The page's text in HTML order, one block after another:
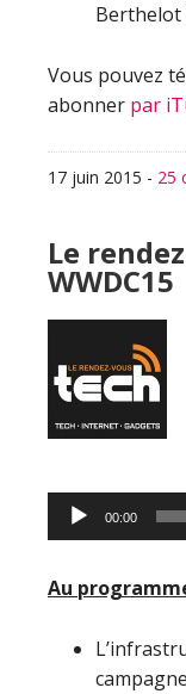
Berthelot
Vous pouvez
abonner par
17 juin 2015 - 25
Le
WWDC15
Lecteur
audio
00:00
Au